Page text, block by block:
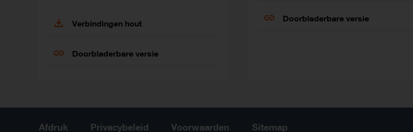
Verbindingen hout
Doorbladerbare versie
Doorbladerbare versie
Afdruk Privacybeleid Voorwaarden Sitemap